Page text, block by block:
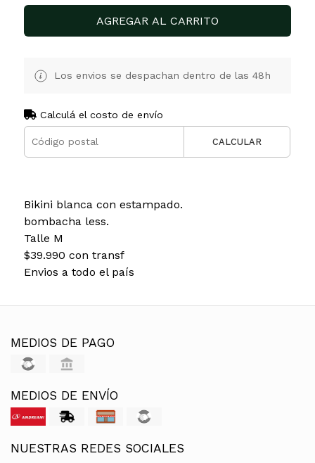
AGREGAR AL CARRITO
Los envios se despachan dentro de las 48h
Calculá el costo de envío
CALCULAR
Bikini blanca con estampado.
bombacha less.
Talle M
$39.990 con transf
Envios a todo el país
MEDIOS DE PAGO
MEDIOS DE ENVÍO
NUESTRAS REDES SOCIALES